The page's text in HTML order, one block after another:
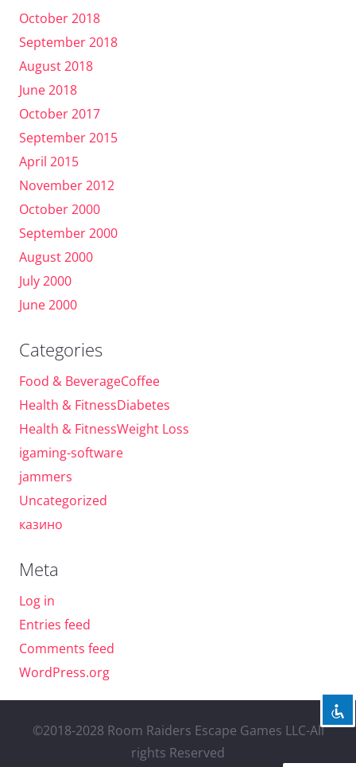
October 2018
September 2018
August 2018
June 2018
October 2017
September 2015
April 2015
November 2012
October 2000
September 2000
August 2000
July 2000
June 2000
Categories
Food & BeverageCoffee
Health & FitnessDiabetes
Health & FitnessWeight Loss
igaming-software
jammers
Uncategorized
казино
Meta
Log in
Entries feed
Comments feed
WordPress.org
©2018-2028 Room Raiders Escape Games LLC-All
rights Reserved